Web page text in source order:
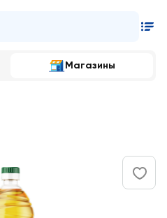
Магазины